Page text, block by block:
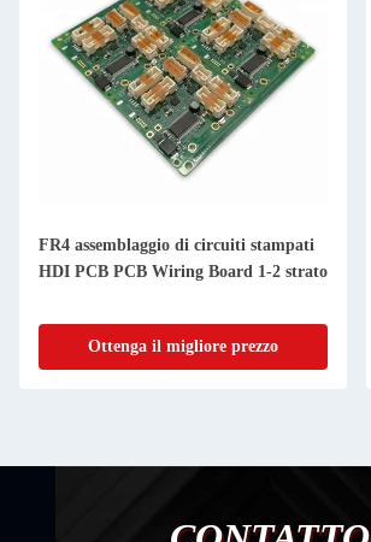
FR4 assemblaggio di circuiti stampati
HDI PCB PCB Wiring Board 1-2 strato
Ottenga il migliore prezzo